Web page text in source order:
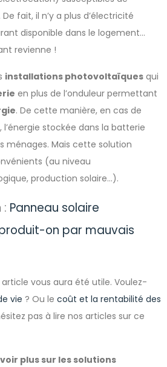
fait, il n’y a plus d’électricité
disponible dans le logement…
revienne !
installations photovoltaïques qui
en plus de l’onduleur permettant
. De cette manière, en cas de
, l’énergie stockée dans la batterie
ménages. Mais cette solution
(au niveau
production solaire…).
: Panneau solaire
on par mauvais
vous aura été utile. Voulez-
vie ? Ou le coût et la rentabilité des
pas à lire nos articles sur ce
plus sur les solutions